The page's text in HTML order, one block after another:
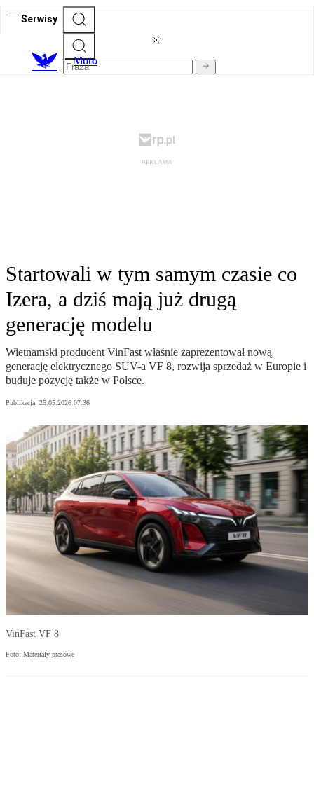
Serwisy
Moto
Startowali w tym samym czasie co
Izera, a dziś mają już drugą
generację modelu
Wietnamski producent VinFast właśnie zaprezentował nową
generację elektrycznego SUV-a VF 8, rozwija sprzedaż w Europie i
buduje pozycję także w Polsce.
Publikacja: 25.05.2026 07:36
VinFast VF 8
Foto: Materiały prasowe